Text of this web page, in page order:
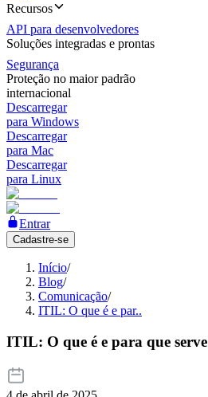
Recursos
API para desenvolvedores
Soluções integradas e prontas
Segurança
Proteção no maior padrão
internacional
Descarregar
para Windows
Descarregar
para Mac
Descarregar
para Linux
Entrar
Cadastre-se
Início/
Blog/
Comunicação/
ITIL: O que é e par..
ITIL: O que é e para que serve